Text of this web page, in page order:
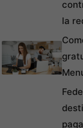
la